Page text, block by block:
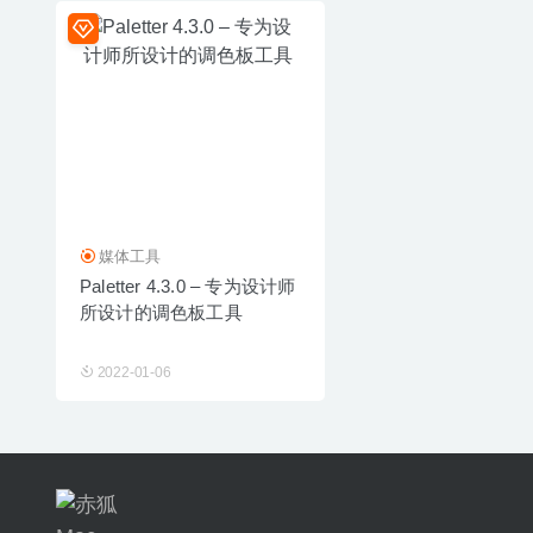
媒体工具
Paletter 4.3.0 – 专为设计师
所设计的调色板工具
2022-01-06